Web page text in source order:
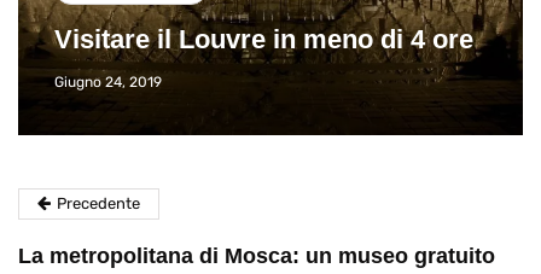
Visitare il Louvre in meno di 4 ore
Giugno 24, 2019
Precedente
La metropolitana di Mosca: un museo gratuito